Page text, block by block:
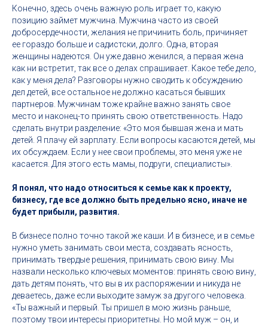
Конечно, здесь очень важную роль играет то, какую
позицию займет мужчина. Мужчина часто из своей
добросердечности, желания не причинить боль, причиняет
ее гораздо больше и садистски, долго. Одна, вторая
женщины надеются. Он уже давно женился, а первая жена
как ни встретит, так все о делах спрашивает. Какое тебе дело,
как у меня дела? Разговоры нужно сводить к обсуждению
дел детей, все остальное не должно касаться бывших
партнеров. Мужчинам тоже крайне важно занять свое
место и наконец-то принять свою ответственность. Надо
сделать внутри разделение: «Это моя бывшая жена и мать
детей. Я плачу ей зарплату. Если вопросы касаются детей, мы
их обсуждаем. Если у нее свои проблемы, это меня уже не
касается. Для этого есть мамы, подруги, специалисты».
Я понял, что надо относиться к семье как к проекту,
бизнесу, где все должно быть предельно ясно, иначе не
будет прибыли, развития.
В бизнесе полно точно такой же каши. И в бизнесе, и в семье
нужно уметь занимать свои места, создавать ясность,
принимать твердые решения, принимать свою вину. Мы
назвали несколько ключевых моментов: принять свою вину,
дать детям понять, что вы в их распоряжении и никуда не
деваетесь, даже если выходите замуж за другого человека.
«Ты важный и первый. Ты пришел в мою жизнь раньше,
поэтому твои интересы приоритетны. Но мой муж – он, и